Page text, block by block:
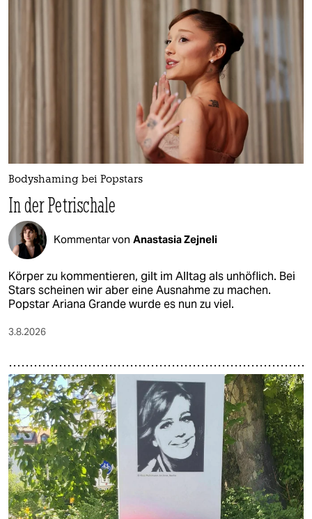
Bodyshaming bei Popstars
In der Petrischale
Kommentar von Anastasia Zejneli
Körper zu kommentieren, gilt im Alltag als unhöflich. Bei
Stars scheinen wir aber eine Ausnahme zu machen.
Popstar Ariana Grande wurde es nun zu viel.
3.8.2026